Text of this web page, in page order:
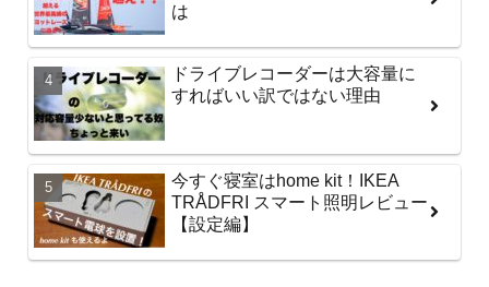
は
ドライブレコーダーは大容量に
すればいい訳ではない理由
今すぐ寝室はhome kit！IKEA
TRÅDFRI スマート照明レビュー
【設定編】